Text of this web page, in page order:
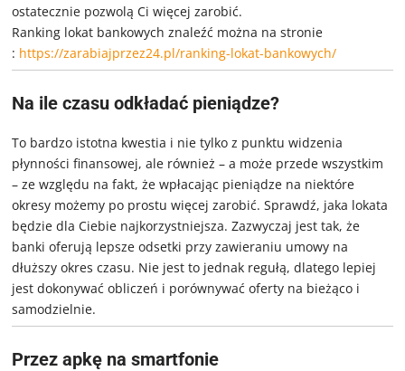
ostatecznie pozwolą Ci więcej zarobić.
Ranking lokat bankowych znaleźć można na stronie
: https://zarabiajprzez24.pl/ranking-lokat-bankowych/
Na ile czasu odkładać pieniądze?
To bardzo istotna kwestia i nie tylko z punktu widzenia
płynności finansowej, ale również – a może przede wszystkim
– ze względu na fakt, że wpłacając pieniądze na niektóre
okresy możemy po prostu więcej zarobić. Sprawdź, jaka lokata
będzie dla Ciebie najkorzystniejsza. Zazwyczaj jest tak, że
banki oferują lepsze odsetki przy zawieraniu umowy na
dłuższy okres czasu. Nie jest to jednak regułą, dlatego lepiej
jest dokonywać obliczeń i porównywać oferty na bieżąco i
samodzielnie.
Przez apkę na smartfonie